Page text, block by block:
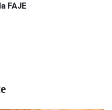
FAJE